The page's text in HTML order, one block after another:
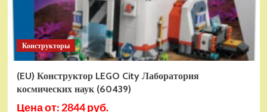
Конструкторы
(EU) Конструктор LEGO City Лаборатория
космических наук (60439)
Цена от: 2844 руб.